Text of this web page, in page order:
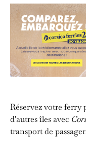
Réservez votre ferry
d'autres îles avec
transport de